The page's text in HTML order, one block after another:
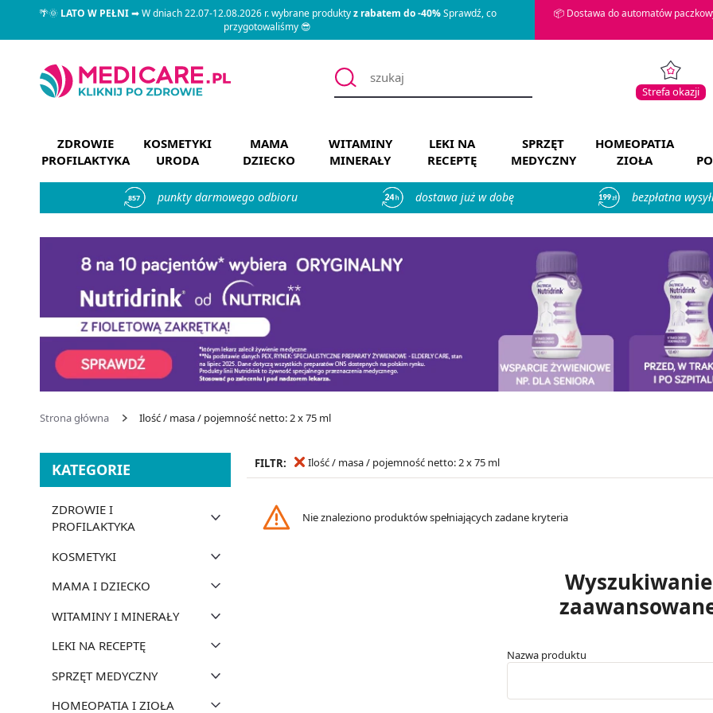
🌴🌞LATO W PEŁNI➡ W dniach 22.07-12.08.2026 r. wybrane produktyz rabatem do -40%Sprawdź, co
przygotowaliśmy 😎
📦 Dostawa do automatów
Strefa okazji
ZDROWIE
PROFILAKTYKA
KOSMETYKI
URODA
MAMA
DZIECKO
WITAMINY
MINERAŁY
LEKI NA
RECEPTĘ
SPRZĘT
MEDYCZNY
HOMEOPATIA
ZIOŁA
857 punkty darmowego odbioru dostawa już w dobę bezpłatna
Strona główna Ilość / masa / pojemność netto: 2 x 75 ml
KATEGORIE
ZDROWIE I
PROFILAKTYKA
KOSMETYKI
MAMA I DZIECKO
WITAMINY I MINERAŁY
LEKI NA RECEPTĘ
SPRZĘT MEDYCZNY
HOMEOPATIA I ZIOŁA
FILTR: Ilość / masa / pojemność netto: 2 x 75 ml
Nie znaleziono produktów spełniających zadane kryteria
Wyszukiwanie
Nazwa produktu